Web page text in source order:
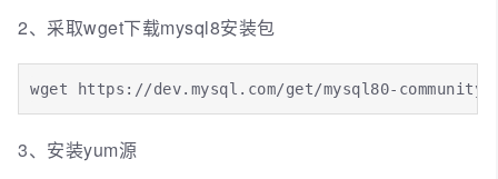
2、采取wget下载mysql8安装包
wget https://dev.mysql.com/get/mysql80-
3、安装yum源